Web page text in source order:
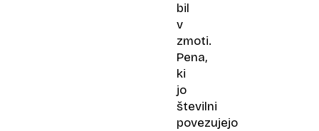
bil
v
zmoti.
Pena,
ki
jo
številni
povezujejo